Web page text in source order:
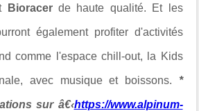
Bioracerde haute qualité. Et les
également profiter d'activités
comme l'espace chill-out, la Kids
avec musique et boissons. *
sur â€‹https://www.alpinum-